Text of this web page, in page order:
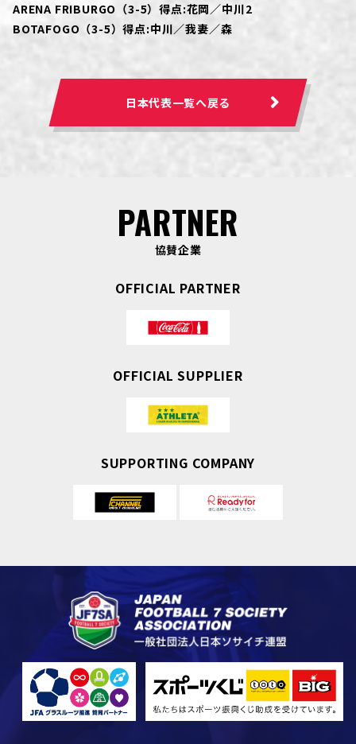
ARENA FRIBURGO（3-5）得点:花岡／中川2
BOTAFOGO（3-5）得点:中川／我妻／森
日本代表一覧へ戻る
PARTNER
協賛企業
OFFICIAL PARTNER
OFFICIAL SUPPLIER
SUPPORTING COMPANY